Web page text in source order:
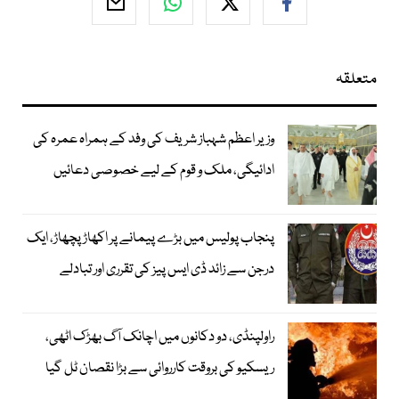
متعلقہ
وزیر اعظم شہباز شریف کی وفد کے ہمراہ عمرہ کی
ادائیگی، ملک و قوم کے لیے خصوصی دعائیں
پنجاب پولیس میں بڑے پیمانے پر اکھاڑ پچھاڑ، ایک
درجن سے زائد ڈی ایس پیز کی تقرری اور تبادلے
راولپنڈی، دو دکانوں میں اچانک آگ بھڑک اٹھی،
ریسکیو کی بروقت کارروائی سے بڑا نقصان ٹل گیا